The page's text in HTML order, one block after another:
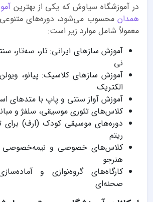
در آموزشگاه سیاوش که یکی از بهترین
همدان محسوب می‌شود، دوره‌های متنوعی
معمولاً شامل موارد زیر است:
آموزش سازهای ایرانی: تار، سه‌تار،
نی
آموزش سازهای کلاسیک: پیانو،
الکتریک
آموزش آواز سنتی و پاپ با متدهای
کلاس‌های تئوری موسیقی، سلفژ و
دوره‌های موسیقی کودک (ارف) برای
ریتم
کلاس‌های خصوصی و نیمه‌خصوصی
هنرجو
کارگاه‌های گروه‌نوازی و
صحنه‌ای